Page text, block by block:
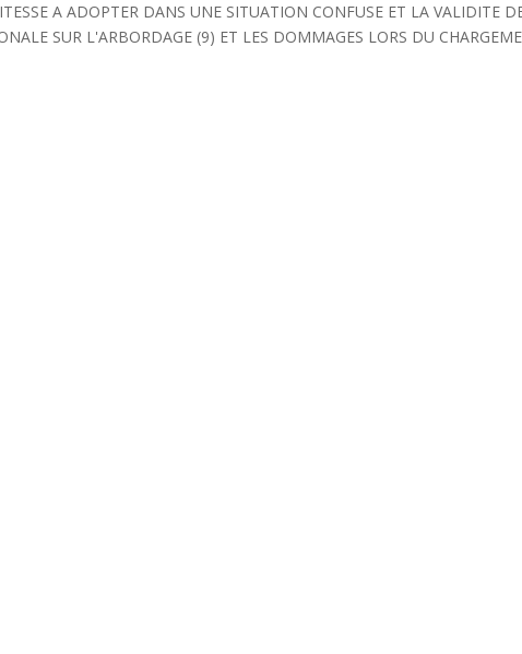
A ADOPTER DANS UNE SITUATION CONFUSE ET LA VALIDITE
SUR L'ARBORDAGE (9) ET LES DOMMAGES LORS DU